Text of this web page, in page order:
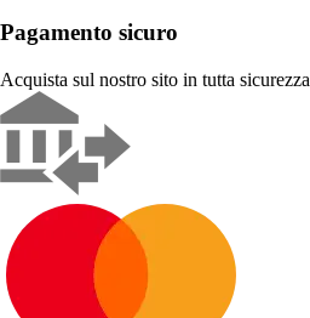
Pagamento sicuro
Acquista sul nostro sito in tutta sicurezza